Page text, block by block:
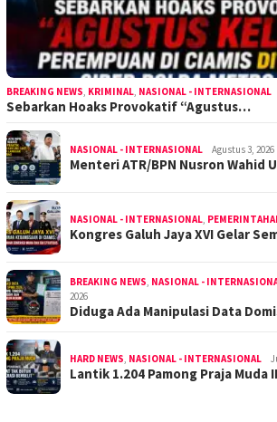
BREAKING NEWS KRIMINAL NASIONAL - INTERNASIONAL
Sebarkan Hoaks Provokatif “Agustus…
NASIONAL - INTERNASIONAL Agustus 3, 2026
Menteri ATR/BPN Nusron Wahid
NASIONAL - INTERNASIONAL
Kongres Galuh Jaya XVI Gelar
BREAKING NEWS NASIONAL -
2026
Diduga Ada Manipulasi Data
HARD NEWS NASIONAL - INTERNASIONAL
Lantik 1.204 Pamong Praja Muda